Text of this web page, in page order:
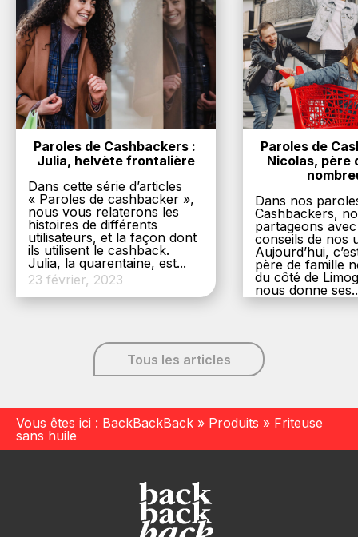
Paroles de Cashbackers :
Julia, helvète frontalière
Dans cette série d’articles
« Paroles de cashbacker »,
nous vous relaterons les
histoires de différents
utilisateurs, et la façon dont
ils utilisent le cashback.
Julia, la quarentaine, est...
23 février, 2023
Paroles de
Nicolas, père
Dans nos
Cashbackers,
partageons
conseils de nos
Aujourd’hui,
père de famille
du côté de
nous donne
Tous les articles
Vous êtes ici : BackBackBack » Produits » Friteuse
sans huile